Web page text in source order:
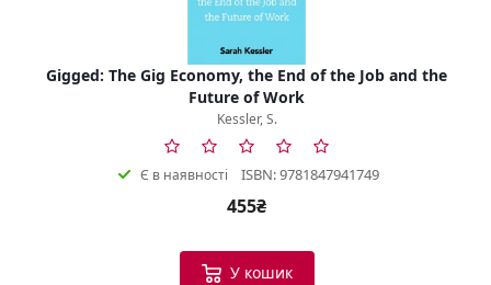
Gigged: The Gig Economy, the End of the Job and the
Future of Work
Kessler, S.
Є в наявності ISBN: 9781847941749
455₴
У кошик